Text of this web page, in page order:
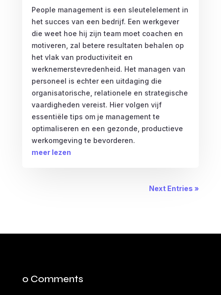
People management is een sleutelelement in
het succes van een bedrijf. Een werkgever
die weet hoe hij zijn team moet coachen en
motiveren, zal betere resultaten behalen op
het vlak van productiviteit en
werknemerstevredenheid. Het managen van
personeel is echter een uitdaging die
organisatorische, relationele en strategische
vaardigheden vereist. Hier volgen vijf
essentiële tips om je management te
optimaliseren en een gezonde, productieve
werkomgeving te bevorderen.
meer lezen
Next Entries »
0 Comments